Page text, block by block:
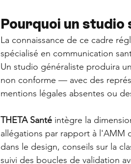
Pourquoi un
La connaissance de ce cadre
spécialisé en communication
Un studio généraliste produira
non conforme — avec des
mentions légales absentes ou
THETA Santé intègre la
allégations par rapport à l'AMM
dans le design, conseils sur la
suivi des boucles de validation